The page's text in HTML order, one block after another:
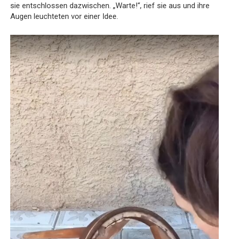
sie entschlossen dazwischen. „Warte!“, rief sie aus und ihre
Augen leuchteten vor einer Idee.